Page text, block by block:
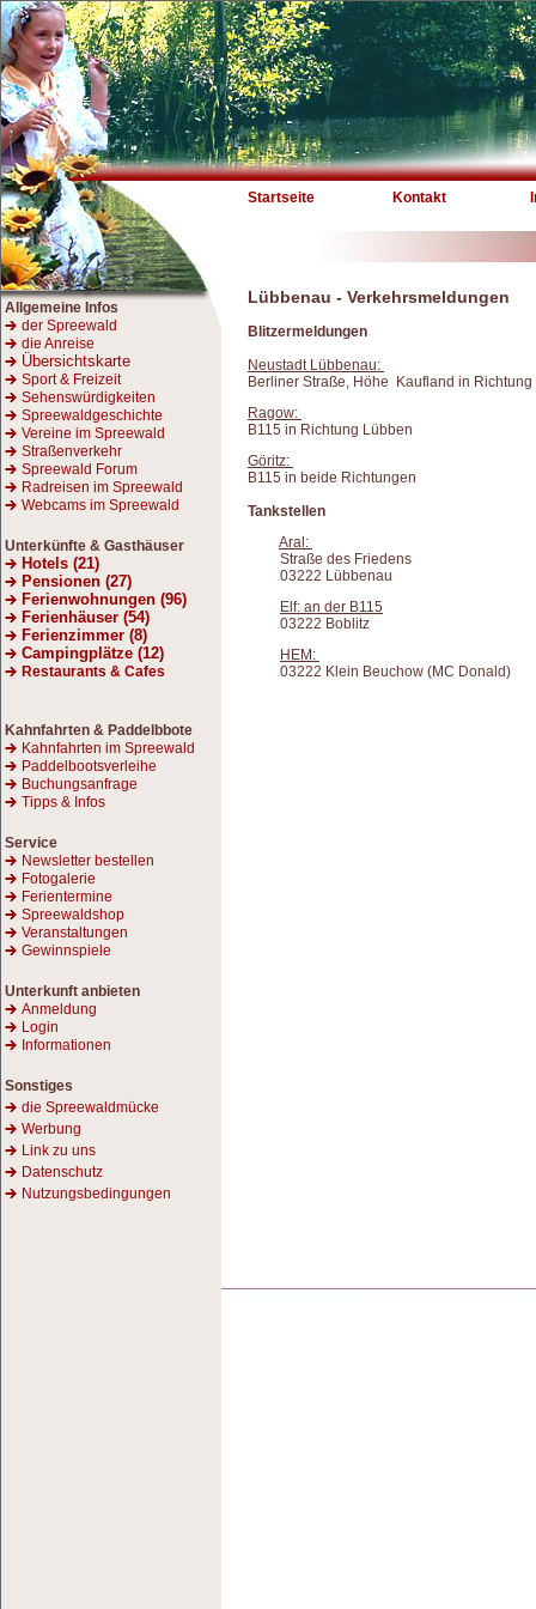
Allgemeine Infos
der Spreewald
die Anreise
Übersichtskarte
Sport & Freizeit
Sehenswürdigkeiten
Spreewaldgeschichte
Vereine im Spreewald
Straßenverkehr
Spreewald Forum
Radreisen im Spreewald
Webcams im Spreewald
Unterkünfte & Gasthäuser
Hotels (21)
Pensionen (27)
Ferienwohnungen (96)
Ferienhäuser (54)
Ferienzimmer (8)
Campingplätze (12)
Restaurants & Cafes
Kahnfahrten & Paddelbbote
Kahnfahrten im Spreewald
Paddelbootsverleihe
Buchungsanfrage
Tipps & Infos
Service
Newsletter bestellen
Fotogalerie
Ferientermine
Spreewaldshop
Veranstaltungen
Gewinnspiele
Unterkunft anbieten
Anmeldung
Login
Informationen
Sonstiges
die Spreewaldmücke
Werbung
Link zu uns
Datenschutz
Nutzungsbedingungen
Startseite Kontakt
Lübbenau - Verkehrsmeldungen
Blitzermeldungen
Neustadt Lübbenau:
Berliner Straße, Höhe Kaufland in
Ragow:
B115 in Richtung Lübben
Göritz:
B115 in beide Richtungen
Tankstellen
Aral:
Straße des Friedens
03222 Lübbenau
Elf: an der B115
03222 Boblitz
HEM:
03222 Klein Beuchow (MC Donald)